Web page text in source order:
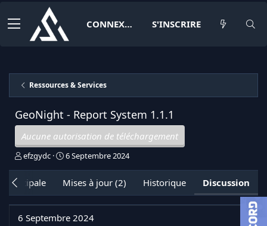
CONNEXION S'INSCRIRE
Ressources & Services
GeoNight - Report System 1.1.1
Aucune autorisation de téléchargement
I
i
efzgydc
D
e
d
d
6 Septembre 2024
principale Mises à jour (2) Historique Discussion
6 Septembre 2024